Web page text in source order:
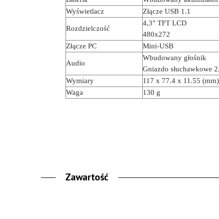
Wyświetlacz
Złącze USB 1.1
Rozdzielczość
4,3" TFT LCD
480x272
Złącze PC
Mini-USB
Audio
Wbudowany głośnik
Gniazdo słuchawkowe
Wymiary
117 x 77.4 x 11.55 (mm)
Waga
130 g
Zawartość